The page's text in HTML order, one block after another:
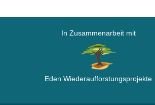
In Zusammenarbeit mit
Eden Wiederaufforstungsprojekte